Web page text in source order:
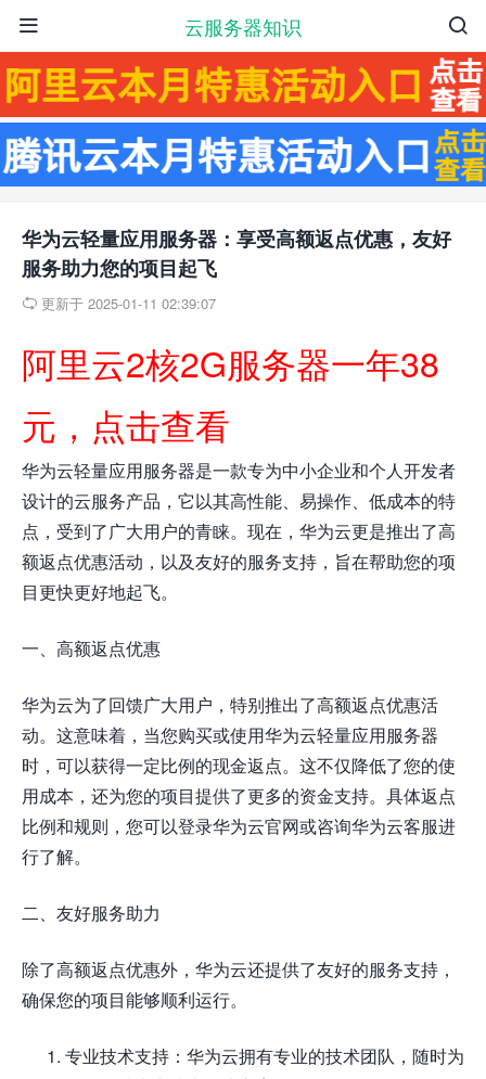
云服务器知识 

华为云轻量应用服务器：享受高额返点优惠，友好
服务助力您的项目起飞
 更新于 2025-01-11 02:39:07
阿里云2核2G服务器一年38
元，点击查看
华为云轻量应用服务器是一款专为中小企业和个人开发者
设计的云服务产品，它以其高性能、易操作、低成本的特
点，受到了广大用户的青睐。现在，华为云更是推出了高
额返点优惠活动，以及友好的服务支持，旨在帮助您的项
目更快更好地起飞。
一、高额返点优惠
华为云为了回馈广大用户，特别推出了高额返点优惠活
动。这意味着，当您购买或使用华为云轻量应用服务器
时，可以获得一定比例的现金返点。这不仅降低了您的使
用成本，还为您的项目提供了更多的资金支持。具体返点
比例和规则，您可以登录华为云官网或咨询华为云客服进
行了解。
二、友好服务助力
除了高额返点优惠外，华为云还提供了友好的服务支持，
确保您的项目能够顺利运行。
专业技术支持：华为云拥有专业的技术团队，随时为